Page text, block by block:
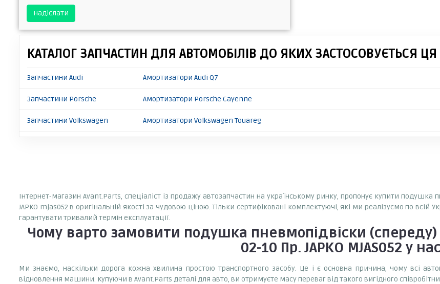
Надіслати
КАТАЛОГ ЗАПЧАСТИН ДЛЯ АВТОМОБІЛІВ ДО ЯКИХ ЗАСТОСОВУЄТЬСЯ ЦЯ
Запчастини Audi Амортизатори Audi Q7
Запчастини Porsche Амортизатори Porsche Cayenne
Запчастини Volkswagen Амортизатори Volkswagen Touareg
Інтернет-магазин Avant.Parts, спеціаліст із продажу автозапчастин на українському ринку, пропонує купити подушка
JAPKO mjas052 в оригінальній якості за чудовою ціною. Тільки сертифіковані комплектуючі, які ми реалізуємо по всій
гарантувати тривалий термін експлуатації.
Чому варто замовити подушка пневмопідвіски
02-10 Пр. JAPKO MJAS052 у
Ми знаємо, наскільки дорога кожна хвилина простою транспортного засобу. Це і є основна причина, чому всі
відновлення машини. Купуючи в Avant.Parts деталі для авто, ви отримуєте масу переваг від такого вигідного